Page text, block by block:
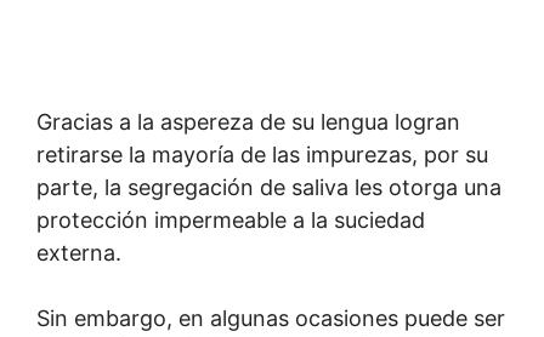
Gracias a la aspereza de su lengua logran
retirarse la mayoría de las impurezas, por su
parte, la segregación de saliva les otorga una
protección impermeable a la suciedad
externa.
Sin embargo, en algunas ocasiones puede ser